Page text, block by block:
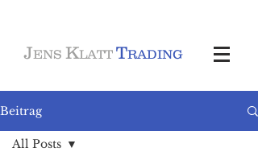
JENS KLATT TRADING
Beitrag
All Posts